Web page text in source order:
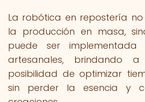
La robótica en repostería
la producción en masa,
puede ser implementada
artesanales, brindando
posibilidad de optimizar
sin perder la esencia y